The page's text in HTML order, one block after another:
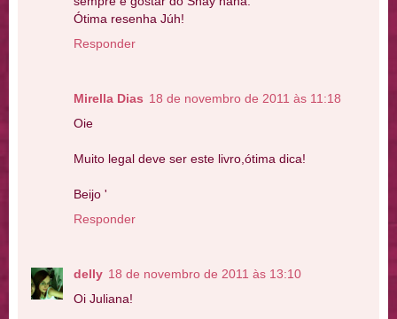
Ótima resenha Júh!
Responder
Mirella Dias 18 de novembro de 2011 às 11:18
Oie
Muito legal deve ser este livro,ótima dica!
Beijo '
Responder
delly 18 de novembro de 2011 às 13:10
Oi Juliana!